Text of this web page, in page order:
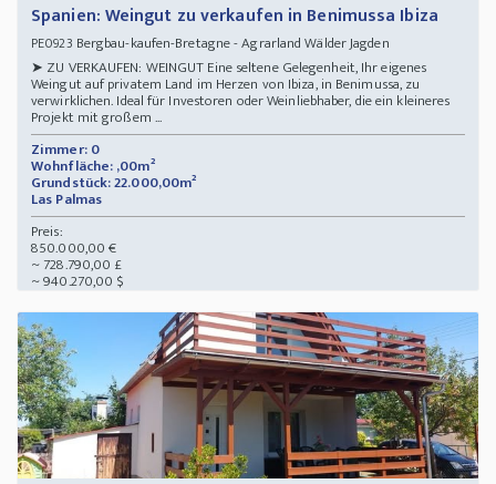
Spanien: Weingut zu verkaufen in Benimussa Ibiza
PE0923 Bergbau-kaufen-Bretagne - Agrarland Wälder Jagden
➤ ZU VERKAUFEN: WEINGUT Eine seltene Gelegenheit, Ihr eigenes
Weingut auf privatem Land im Herzen von Ibiza, in Benimussa, zu
verwirklichen. Ideal für Investoren oder Weinliebhaber, die ein kleineres
Projekt mit großem ...
Zimmer: 0
Wohnfläche: ,00m²
Grundstück: 22.000,00m²
Las Palmas
Preis:
850.000,00 €
~ 728.790,00 £
~ 940.270,00 $